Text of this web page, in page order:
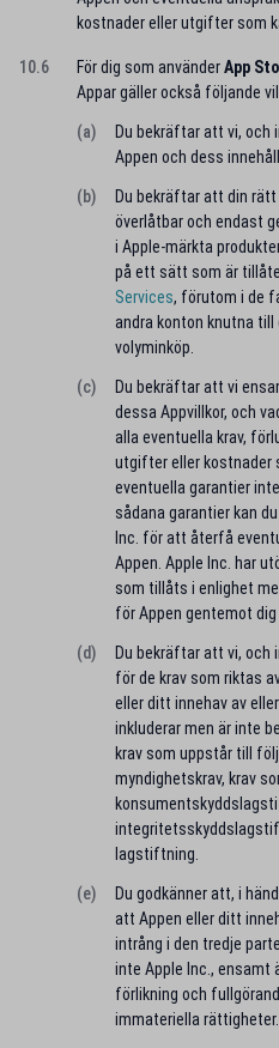
kostnader eller utgifter som
10.6 För dig som använderApp
Appar gäller också följande
(a)
Du bekräftar att vi, och
Appen och dess innehåll.
(b)
Du bekräftar att din
överlåtbar och endast
i Apple-märkta
på ett sätt som är
Services, förutom i de
andra konton knutna till
volyminköp.
(c)
Du bekräftar att vi
dessa Appvillkor, och
alla eventuella krav,
utgifter eller kostnader
eventuella garantier
sådana garantier kan
Inc. för att återfå
Appen. Apple Inc. har
som tillåts i enlighet
för Appen gentemot dig
(d)
Du bekräftar att vi, och
för de krav som riktas
eller ditt innehav av
inkluderar men är inte
krav som uppstår till
myndighetskrav, krav
lagstiftning.
(e)
Du godkänner att, i
att Appen eller ditt
intrång i den tredje
inte Apple Inc., ensamt
förlikning och
immateriella rättigheter.